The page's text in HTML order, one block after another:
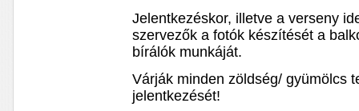
Jelentkezéskor, illetve a verseny
szervezők a fotók készítését a
bírálók munkáját.
Várják minden zöldség/ gyümölcs
jelentkezését!